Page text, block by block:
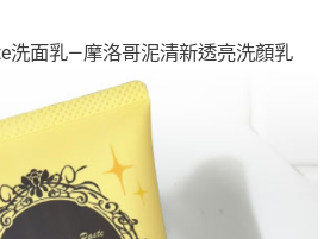
洗面乳—摩洛哥泥清新透亮洗顏乳